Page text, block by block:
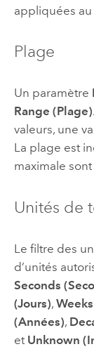
appliquées au
Plage
Un paramètre
Range (Plage)
valeurs, une
La plage est
maximale
Unités de
Le filtre des
d’unités
Seconds
(Jours),
(Années),
et Unknown